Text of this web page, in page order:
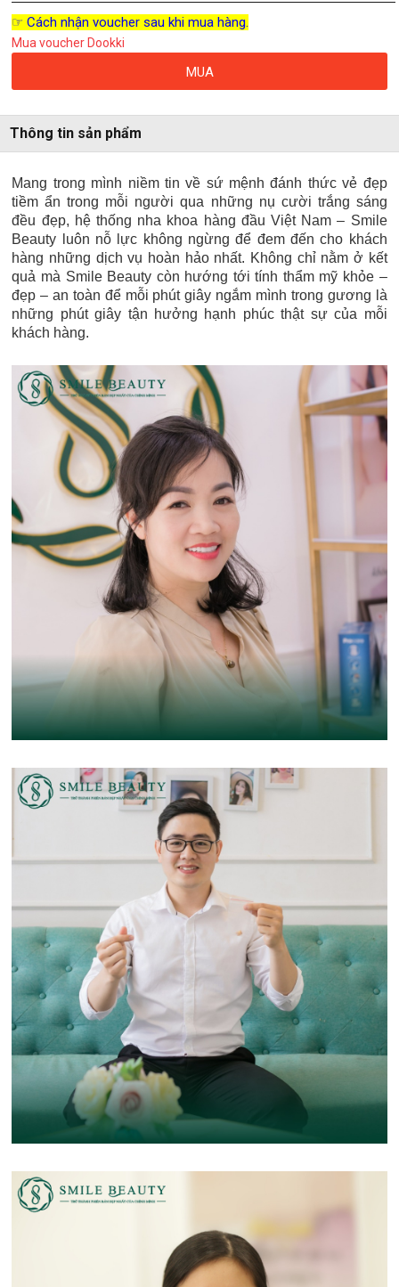
☞ Cách nhận voucher sau khi mua hàng.
Mua voucher Dookki
MUA
Thông tin sản phẩm
Mang trong mình niềm tin về sứ mệnh đánh thức vẻ đẹp
tiềm ẩn trong mỗi người qua những nụ cười trắng sáng
đều đẹp, hệ thống nha khoa hàng đầu Việt Nam – Smile
Beauty luôn nỗ lực không ngừng để đem đến cho khách
hàng những dịch vụ hoàn hảo nhất. Không chỉ nằm ở kết
quả mà Smile Beauty còn hướng tới tính thẩm mỹ khỏe –
đẹp – an toàn để mỗi phút giây ngắm mình trong gương là
những phút giây tận hưởng hạnh phúc thật sự của mỗi
khách hàng.